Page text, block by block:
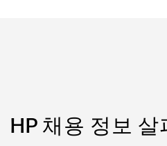
HP 채용 정보 살